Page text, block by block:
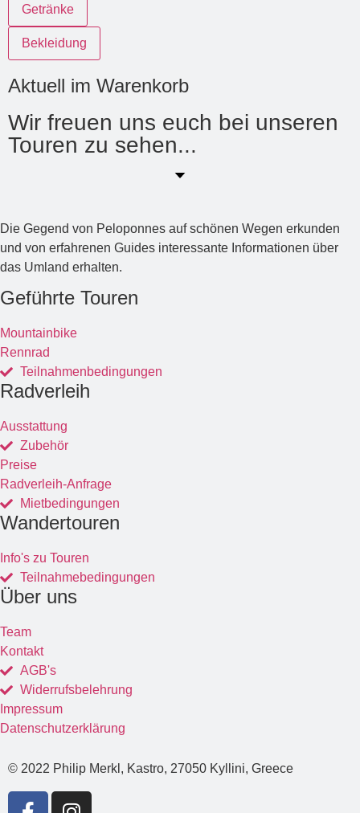
Getränke
Bekleidung
Aktuell im Warenkorb
Wir freuen uns euch bei unseren
Touren zu sehen...
Die Gegend von Peloponnes auf schönen Wegen erkunden
und von erfahrenen Guides interessante Informationen über
das Umland erhalten.
Geführte Touren
Mountainbike
Rennrad
Teilnahmenbedingungen
Radverleih
Ausstattung
Zubehör
Preise
Radverleih-Anfrage
Mietbedingungen
Wandertouren
Info's zu Touren
Teilnahmebedingungen
Über uns
Team
Kontakt
AGB's
Widerrufsbelehrung
Impressum
Datenschutzerklärung
© 2022 Philip Merkl, Kastro, 27050 Kyllini, Greece